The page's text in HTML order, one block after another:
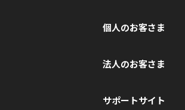
個人のお客さま
法人のお客さま
サポートサイト